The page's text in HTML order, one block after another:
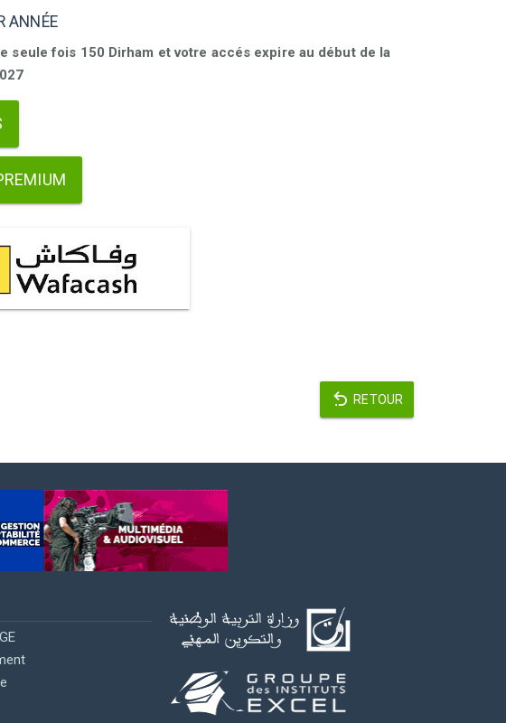
ANNÉE
seule fois 150 Dirham et votre accés expire au début de la
RETOUR